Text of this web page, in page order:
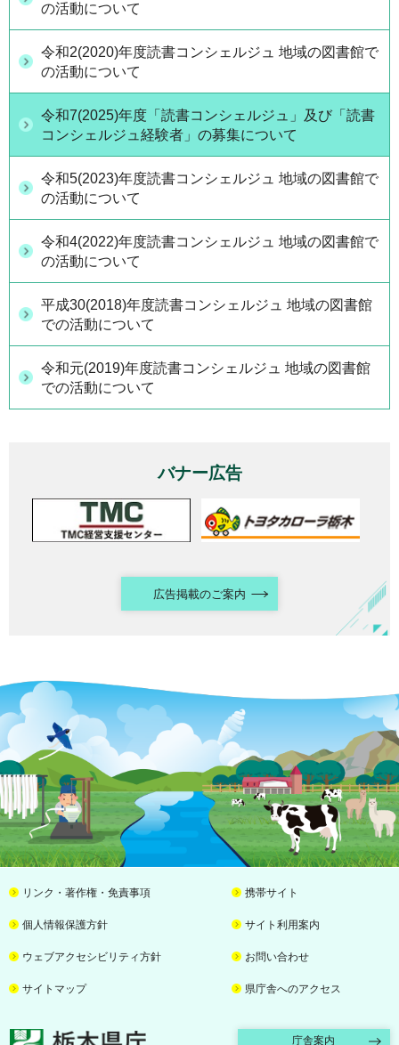
の活動について
令和2(2020)年度読書コンシェルジュ 地域の図書館で
の活動について
令和7(2025)年度「読書コンシェルジュ」及び「読書
コンシェルジュ経験者」の募集について
令和5(2023)年度読書コンシェルジュ 地域の図書館で
の活動について
令和4(2022)年度読書コンシェルジュ 地域の図書館で
の活動について
平成30(2018)年度読書コンシェルジュ 地域の図書館
での活動について
令和元(2019)年度読書コンシェルジュ 地域の図書館
での活動について
バナー広告
広告掲載のご案内
リンク・著作権・免責事項 携帯サイト
個人情報保護方針 サイト利用案内
ウェブアクセシビリティ方針 お問い合わせ
サイトマップ 県庁舎へのアクセス
栃木県庁 庁舎案内